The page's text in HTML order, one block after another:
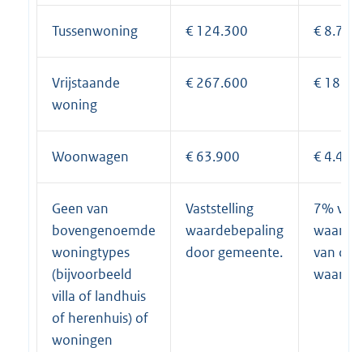
Tussenwoning € 124.300 € 8.701
Vrijstaande
woning
€ 267.600 €
Woonwagen € 63.900 € 4.473
Geen van
bovengenoemde
woningtypes
(bijvoorbeeld
villa of landhuis
of herenhuis) of
woningen
Vaststelling
waardebepaling
door gemeente.
7% van
van de
waarde.